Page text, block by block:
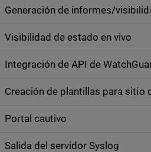
Generación de informes/
Visibilidad de estado en vivo
Integración de API de
Creación de plantillas para sitio
Portal cautivo
Salida del servidor Syslog